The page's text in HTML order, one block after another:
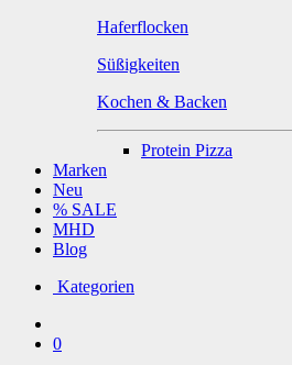
Haferflocken
Süßigkeiten
Kochen & Backen
Protein Pizza
Marken
Neu
% SALE
MHD
Blog
Kategorien
0